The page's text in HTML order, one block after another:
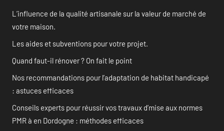
L’influence de la qualité artisanale sur la valeur de marché de
votre maison.
Les aides et subventions pour votre projet.
Quand faut-il rénover ? On fait le point
Nos recommandations pour l’adaptation de habitat handicapé
: astuces efficaces
Conseils experts pour réussir vos travaux d’mise aux normes
PMR à en Dordogne : méthodes efficaces